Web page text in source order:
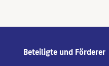
Beteiligte und Förderer